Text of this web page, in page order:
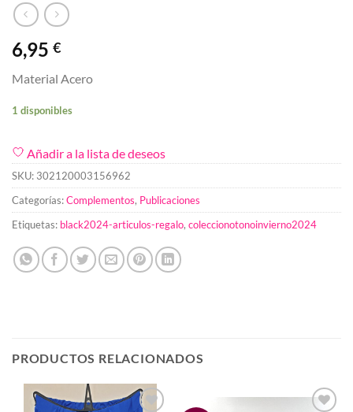
6,95 €
Material Acero
1 disponibles
Añadir a la lista de deseos
SKU: 302120003156962
Categorías:Complementos, Publicaciones
Etiquetas: black2024-articulos-regalo, coleccionotonoinvierno2024
PRODUCTOS RELACIONADOS